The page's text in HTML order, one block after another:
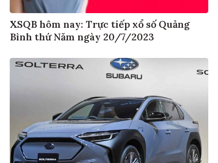
XSQB hôm nay: Trực tiếp xổ số Quảng
Bình thứ Năm ngày 20/7/2023